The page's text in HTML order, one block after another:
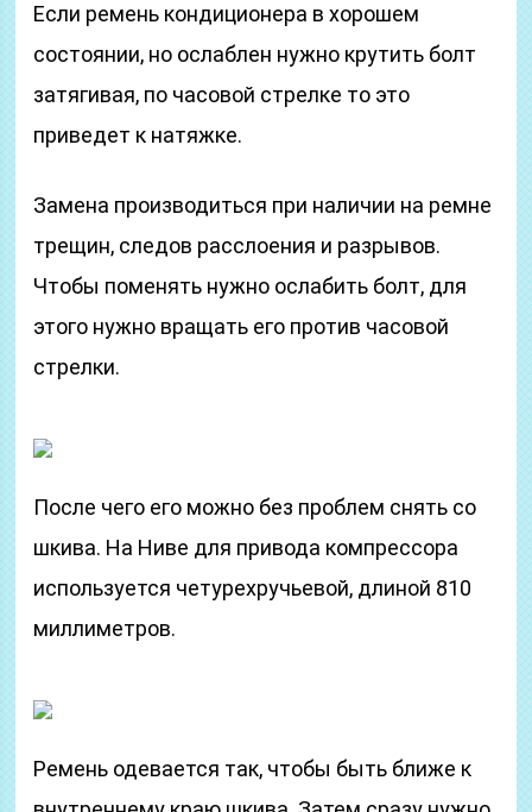
Если ремень кондиционера в хорошем
состоянии, но ослаблен нужно крутить болт
затягивая, по часовой стрелке то это
приведет к натяжке.
Замена производиться при наличии на ремне
трещин, следов расслоения и разрывов.
Чтобы поменять нужно ослабить болт, для
этого нужно вращать его против часовой
стрелки.
После чего его можно без проблем снять со
шкива. На Ниве для привода компрессора
используется четурехручьевой, длиной 810
миллиметров.
Ремень одевается так, чтобы быть ближе к